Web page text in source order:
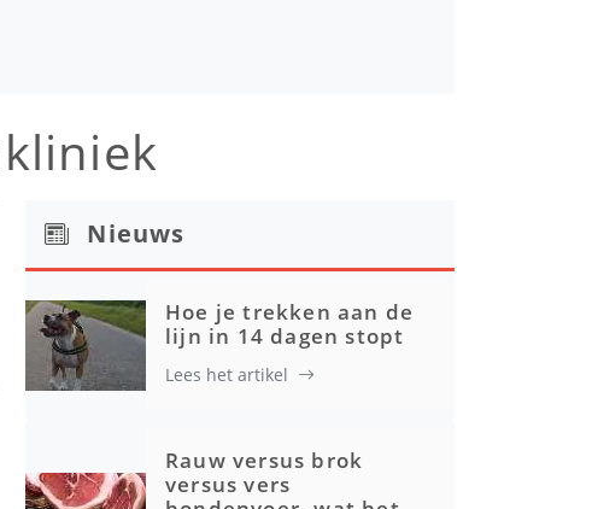
Nieuws
Hoe je trekken aan de
lijn in 14 dagen stopt
Lees het artikel
Rauw versus brok
versus vers